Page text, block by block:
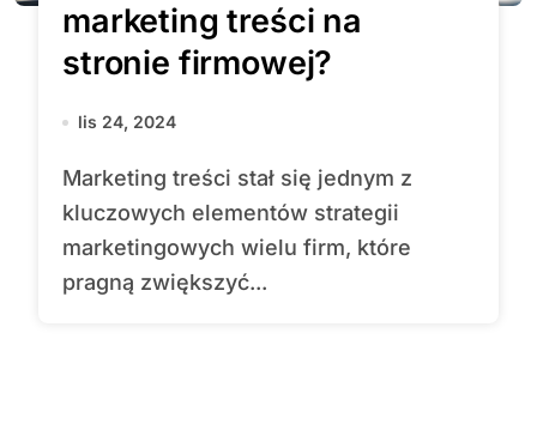
marketing treści na
stronie firmowej?
lis 24, 2024
Marketing treści stał się jednym z
kluczowych elementów strategii
marketingowych wielu firm, które
pragną zwiększyć...